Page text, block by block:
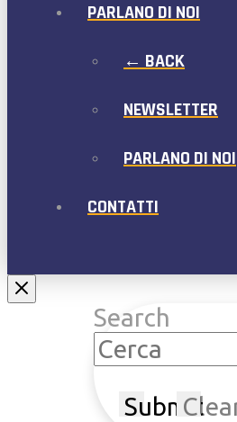
PARLANO DI NOI
← BACK
NEWSLETTER
PARLANO DI NOI
CONTATTI
Search
Submit